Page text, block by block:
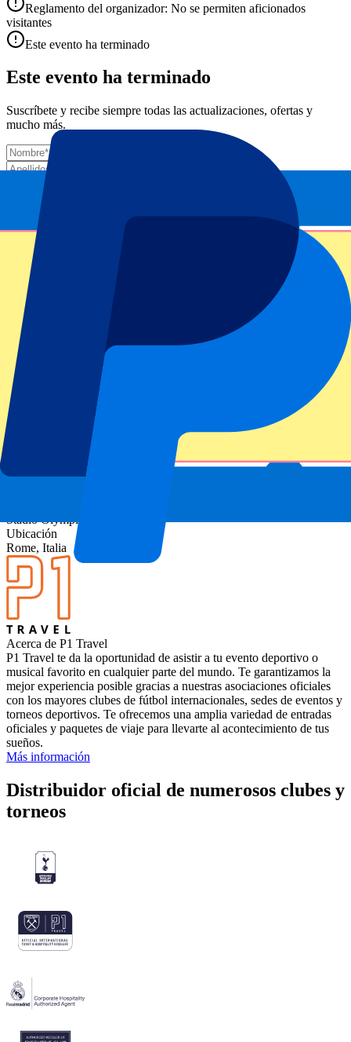
Reglamento del organizador: No se permiten aficionados
visitantes
Este evento ha terminado
Este evento ha terminado
Suscríbete y recibe siempre todas las actualizaciones, ofertas y
mucho más.
Número de entradas*
Enviar
Tu información se utilizará de acuerdo de nuestra
Declaración de
Privacidad
Gracias por enviar el formulario
Información del evento
Acerca de Lazio Roma vs Pisa SC
Serie A 2025-2026
Partido
Stadio Olympico Rome
Ubicación
Rome, Italia
Acerca de P1 Travel
P1 Travel te da la oportunidad de asistir a tu evento deportivo o
musical favorito en cualquier parte del mundo. Te garantizamos la
mejor experiencia posible gracias a nuestras asociaciones oficiales
con los mayores clubes de fútbol internacionales, sedes de eventos y
torneos deportivos. Te ofrecemos una amplia variedad de entradas
oficiales y paquetes de viaje para llevarte al acontecimiento de tus
sueños.
Más información
Distribuidor oficial de numerosos clubes y
torneos